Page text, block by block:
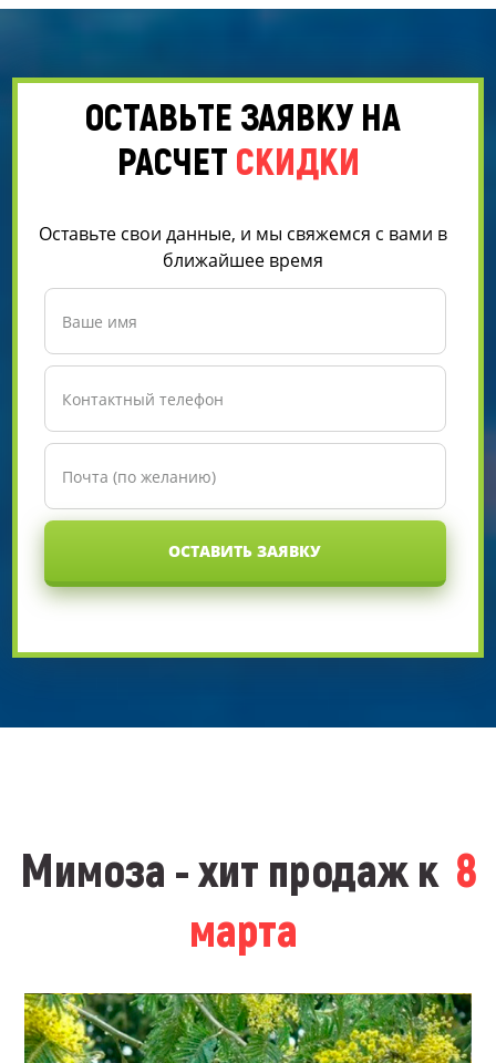
ОСТАВЬТЕ ЗАЯВКУ НА
РАСЧЕТ СКИДКИ
Оставьте свои данные, и мы свяжемся с вами в
ближайшее время
ОСТАВИТЬ ЗАЯВКУ
Мимоза - хит продаж к 8
марта